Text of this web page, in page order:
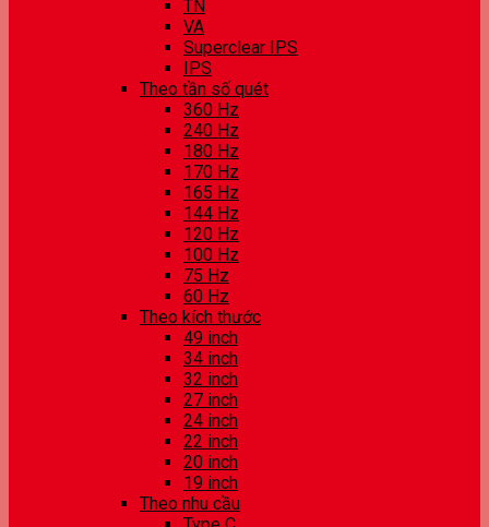
TN
VA
Superclear IPS
IPS
Theo tần số quét
360 Hz
240 Hz
180 Hz
170 Hz
165 Hz
144 Hz
120 Hz
100 Hz
75 Hz
60 Hz
Theo kích thước
49 inch
34 inch
32 inch
27 inch
24 inch
22 inch
20 inch
19 inch
Theo nhu cầu